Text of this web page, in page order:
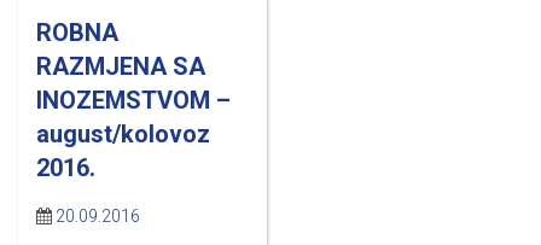
ROBNA
RAZMJENA SA
INOZEMSTVOM –
august/kolovoz
2016.
20.09.2016